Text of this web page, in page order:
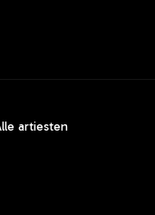
artiesten